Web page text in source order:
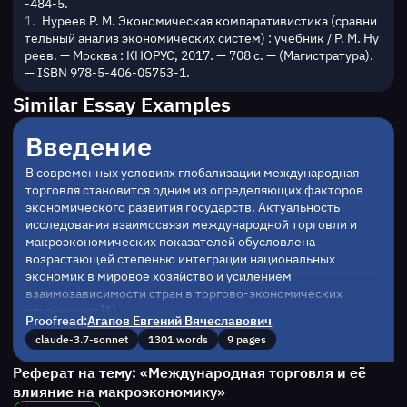
Нуреев Р. М. Экономическая компаративистика (сравни
тельный анализ экономических систем) : учебник / Р. М. Ну
реев. — Москва : КНОРУС, 2017. — 708 с. — (Магистратура).
— ISBN 978-5-406-05753-1.
Similar Essay Examples
Введение
В современных условиях глобализации международная
торговля становится одним из определяющих факторов
экономического развития государств. Актуальность
исследования взаимосвязи международной торговли и
макроэкономических показателей обусловлена
возрастающей степенью интеграции национальных
экономик в мировое хозяйство и усилением
взаимозависимости стран в торгово-экономических
[1]
Целью данной работы является комплексный анализ
влияния международной торговли на ключевые
макроэкономические параметры. Достижение указанной
цели предполагает решение следующих задач:
исследование теоретических основ международной
Proofread:Агапов Евгений Вячеславович
claude-3.7-sonnet 1301 words 9 pages
Реферат на тему: «Международная торговля и её
влияние на макроэкономику»